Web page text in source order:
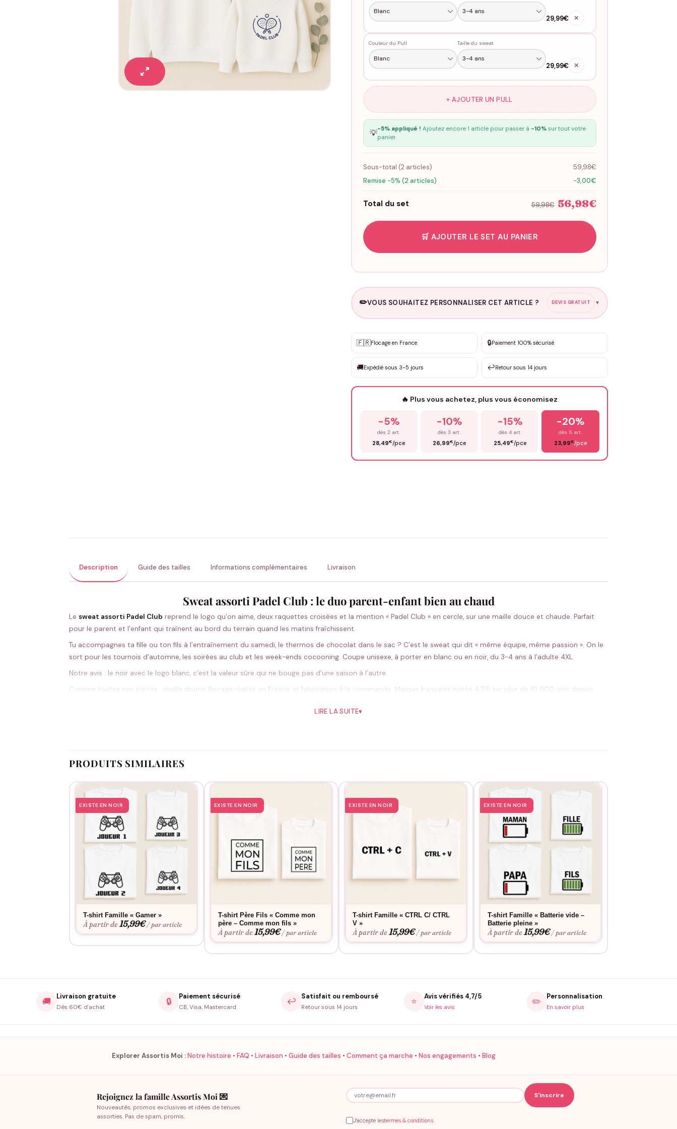
29,99€ ✕
Couleur du Pull Taille du sweat
29,99€ ✕
+ AJOUTER UN PULL
💡-5% appliqué ! Ajoutez encore 1 article pour passer à -10%sur tout votre
panier.
Sous-total (2articles)
59,98€
Remise -5% (2 articles)
-3,00€
Total du set 59,98€ 56,98€
🛒 AJOUTER LE SET AU PANIER
✏️VOUS SOUHAITEZ PERSONNALISER CET ARTICLE ? DEVIS GRATUIT ▼
✨ Personnalisation sur mesure
DEVIS GRATUIT · Personnalisation de 3 à 10€ selon la demande
Que souhaitez-vous ?
🇫🇷Flocage en France 🔒Paiement 100% sécurisé
🚚Expédié sous 3-5 jours ↩️Retour sous 14 jours
🔥 Plus vous achetez, plus vous économisez
-5%
dès 2 art.
28,49€/pce
-10%
dès 3 art.
26,99€/pce
-15%
dès 4 art.
25,49€/pce
-20%
dès 5 art.
23,99€/pce
Description Guide des tailles Informations complémentaires Livraison
Sweat assorti Padel Club : le duo parent-enfant bien au chaud
Le sweat assorti Padel Club reprend le logo qu’on aime, deux raquettes croisées et la mention « Padel Club » en cercle, sur une maille douce et chaude. Parfait
pour le parent et l’enfant qui traînent au bord du terrain quand les matins fraîchissent.
Tu accompagnes ta fille ou ton fils à l’entraînement du samedi, le thermos de chocolat dans le sac ? C’est le sweat qui dit « même équipe, même passion ». On le
sort pour les tournois d’automne, les soirées au club et les week-ends cocooning. Coupe unisexe, à porter en blanc ou en noir, du 3-4 ans à l’adulte 4XL.
Notre avis : le noir avec le logo blanc, c’est la valeur sûre qui ne bouge pas d’une saison à l’autre.
Comme toutes nos pièces : maille douce, flocage réalisé en France et fabrication à la commande. Marque française notée 4,7/5 sur plus de 10 000 avis depuis
LIRE LA SUITE▾
PRODUITS SIMILAIRES
EXISTE EN NOIR
T-shirt Famille « Gamer »
À partir de15,99€ / par article
EXISTE EN NOIR
T-shirt Père Fils « Comme mon
père – Comme mon fils »
À partir de15,99€ / par article
EXISTE EN NOIR
T-shirt Famille « CTRL C/ CTRL
V »
À partir de15,99€ / par article
EXISTE EN NOIR
T-shirt Famille « Batterie vide –
Batterie pleine »
À partir de15,99€ / par article
🚚 Livraison gratuite
Dès 60€ d'achat
🔒 Paiement sécurisé
CB, Visa, Mastercard
↩️ Satisfait ou remboursé
Retour sous 14 jours
⭐ Avis vérifiés 4,7/5
Voir les avis ✏️ Personnalisation
En savoir plus
Explorer Assortis Moi :Notre histoire • FAQ • Livraison • Guide des tailles • Comment ça marche • Nos engagements • Blog
Rejoignez la famille Assortis Moi 💌
Nouveautés, promos exclusives et idées de tenues
assorties. Pas de spam, promis.
J'accepte lestermes & conditions